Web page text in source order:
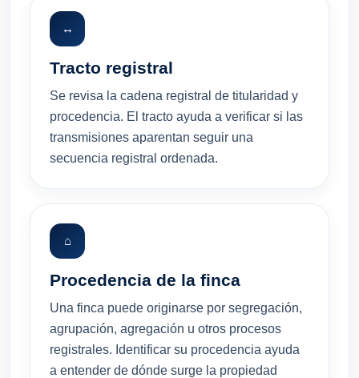
↔
Tracto registral
Se revisa la cadena registral de titularidad y
procedencia. El tracto ayuda a verificar si las
transmisiones aparentan seguir una
secuencia registral ordenada.
⌂
Procedencia de la finca
Una finca puede originarse por segregación,
agrupación, agregación u otros procesos
registrales. Identificar su procedencia ayuda
a entender de dónde surge la propiedad